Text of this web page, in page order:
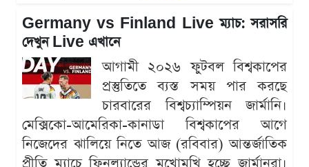
Germany vs Finland Live ম্যাচ: সরাসরি
দেখুন Live এখানে
আগামী ২০২৬ ফুটবল বিশ্বকাপের
প্রস্তুতিতে ব্যস্ত সময় পার করছে
চারবারের বিশ্বচ্যাম্পিয়ন জার্মানি।
মেক্সিকো-আমেরিকা-কানাডা বিশ্বকাপের আগে
নিজেদের ঝালিয়ে নিতে আজ (রবিবার) আন্তর্জাতিক